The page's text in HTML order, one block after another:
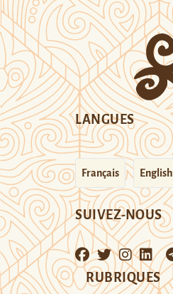
LANGUES
Français English
SUIVEZ-NOUS
RUBRIQUES